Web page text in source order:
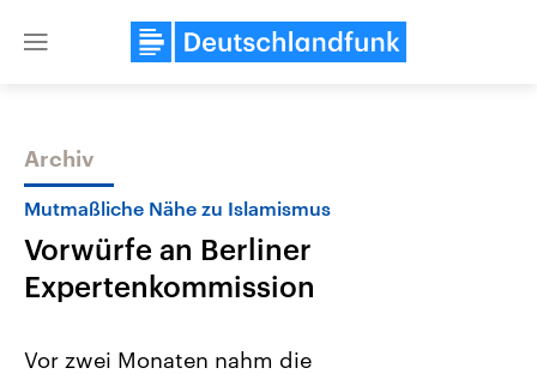
Close
Themen
Archiv
Mutmaßliche Nähe zu Islamismus
Vorwürfe an Berliner
Expertenkommission
Vor zwei Monaten nahm die